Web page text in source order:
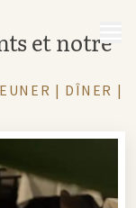
et notre
| DÎNER |